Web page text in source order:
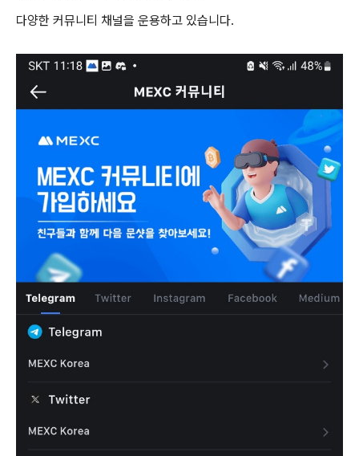
다양한 커뮤니티 채널을 운용하고 있습니다.